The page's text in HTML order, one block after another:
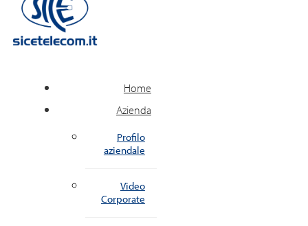
Home
Azienda
Profilo
aziendale
Video
Corporate